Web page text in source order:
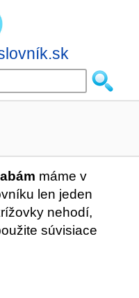
máme v
len jeden
nehodí,
súvisiace